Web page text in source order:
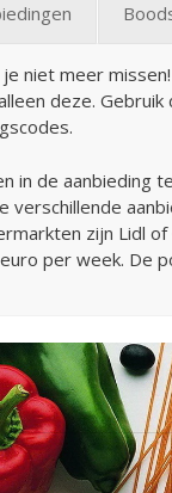
niet meer
deze.
de aanbieding
zijn Lidl
per week. De